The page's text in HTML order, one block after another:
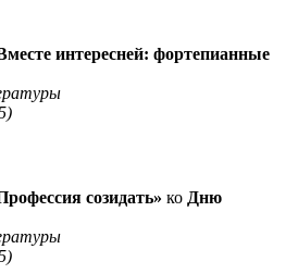
интересней: фортепианные
созидать» ко Дню